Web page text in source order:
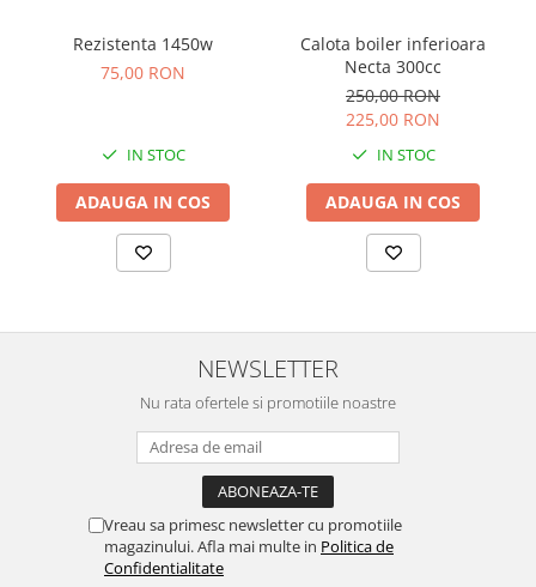
Rezistenta 1450w
75,00 RON
IN STOC
ADAUGA IN COS
Calota boiler inferioara
Necta 300cc
250,00 RON
225,00 RON
IN STOC
ADAUGA IN COS
NEWSLETTER
Nu rata ofertele si promotiile noastre
Vreau sa primesc newsletter cu promotiile
magazinului. Afla mai multe in Politica de
Confidentialitate